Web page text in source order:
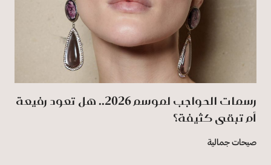
رسمات الحواجب لموسم 2026.. هل تعود رفيعة
أم تبقى كثيفة؟
صيحات جمالية